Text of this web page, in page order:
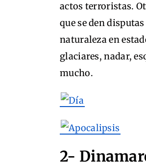
actos terroristas.
que se den
naturaleza en
glaciares, nadar,
mucho.
2-